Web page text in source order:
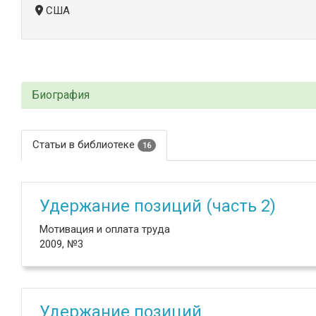
США
Биография
Статьи в библиотеке 16
Удержание позиций (часть 2)
Мотивация и оплата труда
2009, №3
Удержание позиций